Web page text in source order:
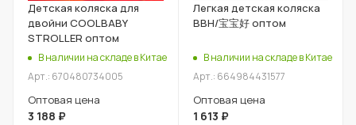
Детская коляска для
двойни COOLBABY
STROLLER оптом
В наличии на складе в Китае
Арт.: 670480734005
Оптовая цена
3 188 ₽
Легкая детская коляска
BBH/宝宝好 оптом
В наличии на складе в Китае
Арт.: 664984431577
Оптовая цена
1 613 ₽